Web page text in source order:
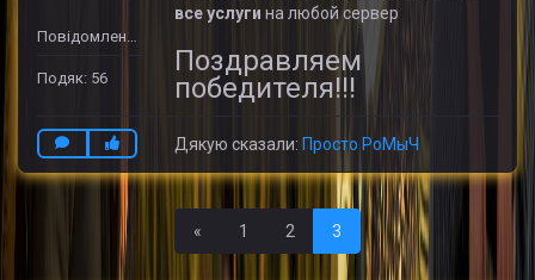
Подяк: 56
все услуги на любой сервер
Поздравляем
победителя!!!
Дякую сказали: Просто РоМыЧ
« Первая
1 2 3